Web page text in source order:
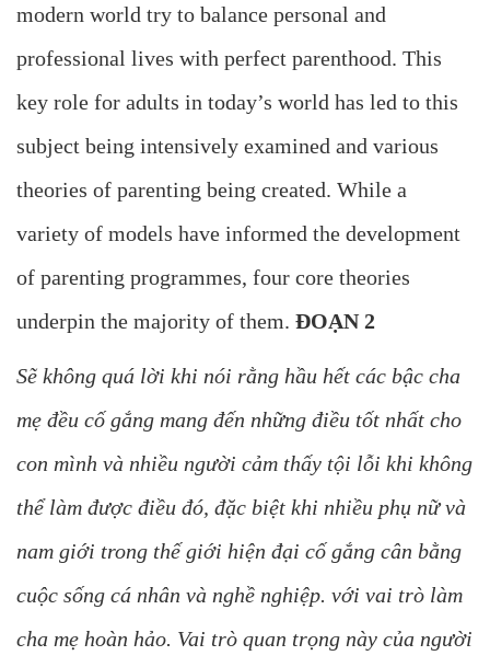
modern world try to balance personal and
professional lives with perfect parenthood. This
key role for adults in today’s world has led to this
subject being intensively examined and various
theories of parenting being created. While a
variety of models have informed the development
of parenting programmes, four core theories
underpin the majority of them. ĐOẠN 2
Sẽ không quá lời khi nói rằng hầu hết các bậc cha
mẹ đều cố gắng mang đến những điều tốt nhất cho
con mình và nhiều người cảm thấy tội lỗi khi không
thể làm được điều đó, đặc biệt khi nhiều phụ nữ và
nam giới trong thế giới hiện đại cố gắng cân bằng
cuộc sống cá nhân và nghề nghiệp. với vai trò làm
cha mẹ hoàn hảo. Vai trò quan trọng này của người